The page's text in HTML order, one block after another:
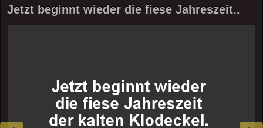
Jetzt beginnt wieder die fiese Jahreszeit..